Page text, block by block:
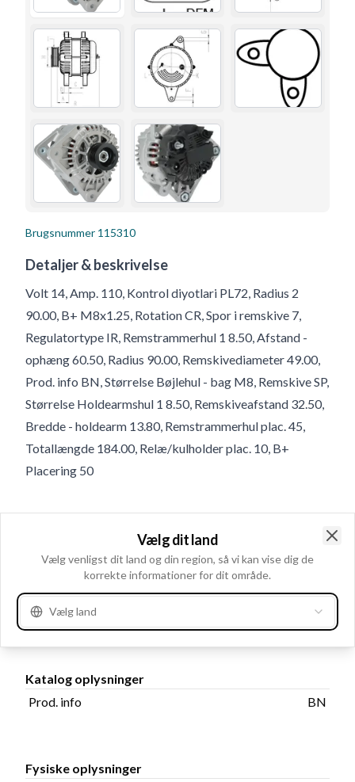
Brugsnummer 115310
Detaljer & beskrivelse
Volt 14, Amp. 110, Kontrol diyotlari PL72, Radius 2
90.00, B+ M8x1.25, Rotation CR, Spor i remskive 7,
Regulatortype IR, Remstrammerhul 1 8.50, Afstand -
ophæng 60.50, Radius 90.00, Remskivediameter 49.00,
Prod. info BN, Størrelse Bøjlehul - bag M8, Remskive SP,
Størrelse Holdearmshul 1 8.50, Remskiveafstand 32.50,
Bredde - holdearm 13.80, Remstrammerhul plac. 45,
Totallængde 184.00, Relæ/kulholder plac. 10, B+
Placering 50
Produktinformation
Elektriske oplysninger
Amp.
110
Katalog oplysninger
Prod. info
BN
Fysiske oplysninger
Vælg dit land
Vælg venligst dit land og din region, så vi kan vise dig de
korrekte informationer for dit område.
Vælg land